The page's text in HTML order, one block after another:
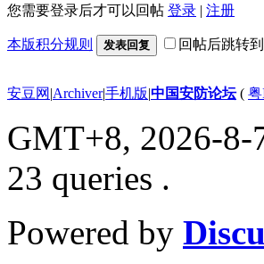
您需要登录后才可以回帖 登录 | 注册
本版积分规则 发表回复 回帖后跳转
安豆网 |Archiver|手机版|中国安防论坛( 粤
GMT+8, 2026-8-
23 queries .
Powered by